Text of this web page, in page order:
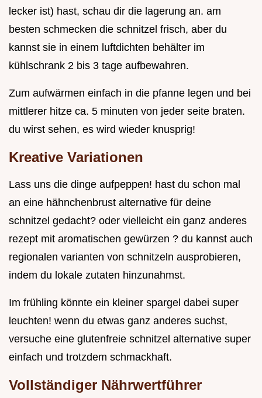
lecker ist) hast, schau dir die lagerung an. am
besten schmecken die schnitzel frisch, aber du
kannst sie in einem luftdichten behälter im
kühlschrank 2 bis 3 tage aufbewahren.
Zum aufwärmen einfach in die pfanne legen und bei
mittlerer hitze ca. 5 minuten von jeder seite braten.
du wirst sehen, es wird wieder knusprig!
Kreative Variationen
Lass uns die dinge aufpeppen! hast du schon mal
an eine hähnchenbrust alternative für deine
schnitzel gedacht? oder vielleicht ein ganz anderes
rezept mit aromatischen gewürzen ? du kannst auch
regionalen varianten von schnitzeln ausprobieren,
indem du lokale zutaten hinzunahmst.
Im frühling könnte ein kleiner spargel dabei super
leuchten! wenn du etwas ganz anderes suchst,
versuche eine glutenfreie schnitzel alternative super
einfach und trotzdem schmackhaft.
Vollständiger Nährwertführer